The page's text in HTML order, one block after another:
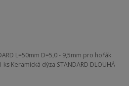
L=50mm D=5,0 - 9,5mm pro hořák
ks Keramická dýza STANDARD DLOUHÁ